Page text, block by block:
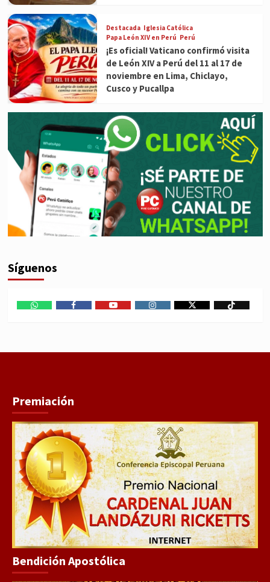
Destacada Iglesia Católica
Papa León XIV en Perú Perú
¡Es oficial! Vaticano confirmó visita
de León XIV a Perú del 11 al 17 de
noviembre en Lima, Chiclayo,
Cusco y Pucallpa
Síguenos
Premiación
Bendición Apostólica